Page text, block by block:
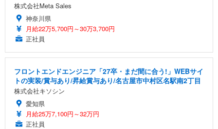
株式会社Meta Sales
神奈川県
月給22万5,700円～30万3,700円
正社員
フロントエンドエンジニア「27卒・まだ間に合う!」WEBサイ
トの実装/賞与あり/昇給賞与あり/名古屋市中村区名駅南2丁目
株式会社キソシン
愛知県
月給25万7,100円～32万円
正社員